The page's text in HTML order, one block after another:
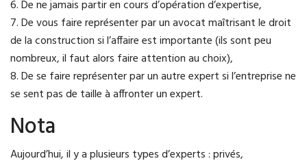
6. De ne jamais partir en cours d’opération d’expertise,
7. De vous faire représenter par un avocat maîtrisant le droit
de la construction si l’affaire est importante (ils sont peu
nombreux, il faut alors faire attention au choix),
8. De se faire représenter par un autre expert si l’entreprise ne
se sent pas de taille à affronter un expert.
Nota
Aujourd’hui, il y a plusieurs types d’experts : privés,